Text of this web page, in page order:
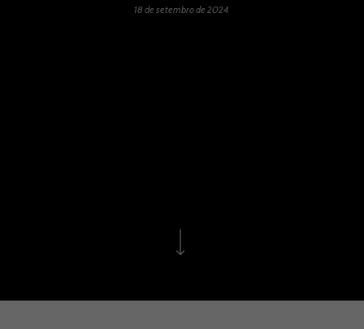
18 de setembro de 2024